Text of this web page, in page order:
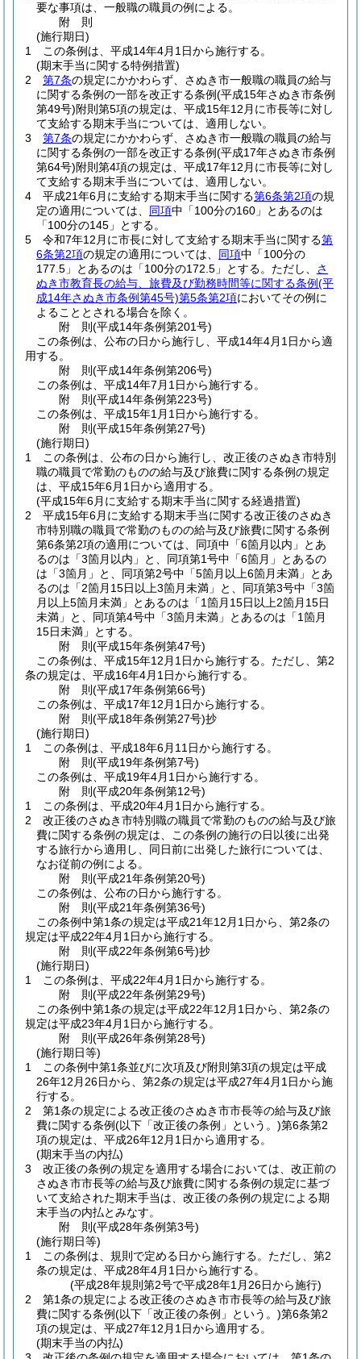
要な事項は、一般職の職員の例による。
附 則
(施行期日)
1
この条例は、平成14年4月1日から施行する。
(期末手当に関する特例措置)
2
第7条の規定にかかわらず、さぬき市一般職の職員の給与
に関する条例の一部を改正する条例(平成15年さぬき市条例
第49号)附則第5項の規定は、平成15年12月に市長等に対し
て支給する期末手当については、適用しない。
3
第7条の規定にかかわらず、さぬき市一般職の職員の給与
に関する条例の一部を改正する条例(平成17年さぬき市条例
第64号)附則第4項の規定は、平成17年12月に市長等に対し
て支給する期末手当については、適用しない。
4
平成21年6月に支給する期末手当に関する第6条第2項の規
定の適用については、 同項中「100分の160」とあるのは
「100分の145」とする。
5
令和7年12月に市長に対して支給する期末手当に関する第
6条第2項の規定の適用については、 同項中「100分の
177.5」とあるのは「100分の172.5」とする。 ただし、 さ
ぬき市教育長の給与、旅費及び勤務時間等に関する条例(平
成14年さぬき市条例第45号)第5条第2項においてその例に
よることとされる場合を除く。
附 則(平成14年条例第201号)
この条例は、公布の日から施行し、平成14年4月1日から適
用する。
附 則(平成14年条例第206号)
この条例は、平成14年7月1日から施行する。
附 則(平成14年条例第223号)
この条例は、平成15年1月1日から施行する。
附 則(平成15年条例第27号)
(施行期日)
1
この条例は、公布の日から施行し、改正後のさぬき市特別
職の職員で常勤のものの給与及び旅費に関する条例の規定
は、平成15年6月1日から適用する。
(平成15年6月に支給する期末手当に関する経過措置)
2
平成15年6月に支給する期末手当に関する改正後のさぬき
市特別職の職員で常勤のものの給与及び旅費に関する条例
第6条第2項の適用については、同項中「6箇月以内」とあ
るのは「3箇月以内」と、同項第1号中「6箇月」とあるの
は「3箇月」と、同項第2号中「5箇月以上6箇月未満」とあ
るのは「2箇月15日以上3箇月未満」と、同項第3号中「3箇
月以上5箇月未満」とあるのは「1箇月15日以上2箇月15日
未満」と、同項第4号中「3箇月未満」とあるのは「1箇月
15日未満」とする。
附 則(平成15年条例第47号)
この条例は、平成15年12月1日から施行する。 ただし、第2
条の規定は、平成16年4月1日から施行する。
附 則(平成17年条例第66号)
この条例は、平成17年12月1日から施行する。
附 則(平成18年条例第27号)抄
(施行期日)
1
この条例は、平成18年6月11日から施行する。
附 則(平成19年条例第7号)
この条例は、平成19年4月1日から施行する。
附 則(平成20年条例第12号)
1
この条例は、平成20年4月1日から施行する。
2
改正後のさぬき市特別職の職員で常勤のものの給与及び旅
費に関する条例の規定は、この条例の施行の日以後に出発
する旅行から適用し、同日前に出発した旅行については、
なお従前の例による。
附 則(平成21年条例第20号)
この条例は、公布の日から施行する。
附 則(平成21年条例第36号)
この条例中第1条の規定は平成21年12月1日から、第2条の
規定は平成22年4月1日から施行する。
附 則(平成22年条例第6号)抄
(施行期日)
1
この条例は、平成22年4月1日から施行する。
附 則(平成22年条例第29号)
この条例中第1条の規定は平成22年12月1日から、第2条の
規定は平成23年4月1日から施行する。
附 則(平成26年条例第28号)
(施行期日等)
1
この条例中第1条並びに次項及び附則第3項の規定は平成
26年12月26日から、第2条の規定は平成27年4月1日から施
行する。
2
第1条の規定による改正後のさぬき市市長等の給与及び旅
費に関する条例(以下「改正後の条例」という。)第6条第2
項の規定は、平成26年12月1日から適用する。
(期末手当の内払)
3
改正後の条例の規定を適用する場合においては、改正前の
さぬき市市長等の給与及び旅費に関する条例の規定に基づ
いて支給された期末手当は、改正後の条例の規定による期
末手当の内払とみなす。
附 則(平成28年条例第3号)
(施行期日等)
1
この条例は、規則で定める日から施行する。 ただし、第2
条の規定は、平成28年4月1日から施行する。
(平成28年規則第2号で平成28年1月26日から施行)
2
第1条の規定による改正後のさぬき市市長等の給与及び旅
費に関する条例(以下「改正後の条例」という。)第6条第2
項の規定は、平成27年12月1日から適用する。
(期末手当の内払)